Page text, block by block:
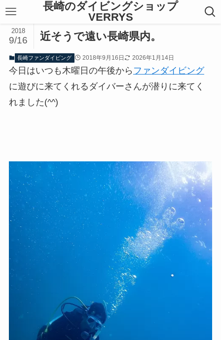
長崎のダイビングショップ
VERRYS
近そうで遠い長崎県内。
2018
9/16
長崎ファンダイビング 2018年9月16日 2026年1月14日
今日はいつも木曜日の午後から ファンダイビング
に遊びに来てくれるダイバーさんが潜りに来てく
れました(^^)